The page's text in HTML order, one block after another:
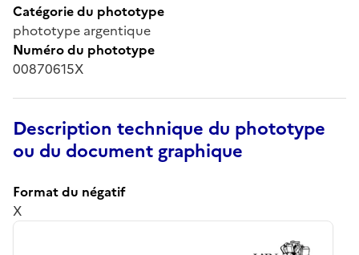
Catégorie du phototype
phototype argentique
Numéro du phototype
00870615X
Description technique du phototype
ou du document graphique
Format du négatif
X